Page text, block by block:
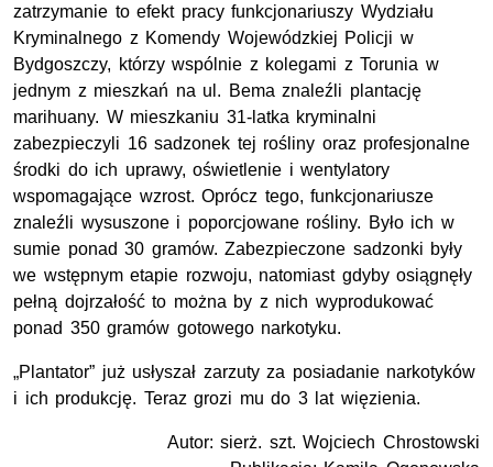
zatrzymanie to efekt pracy funkcjonariuszy Wydziału
Kryminalnego z Komendy Wojewódzkiej Policji w
Bydgoszczy, którzy wspólnie z kolegami z Torunia w
jednym z mieszkań na ul. Bema znaleźli plantację
marihuany. W mieszkaniu 31-latka kryminalni
zabezpieczyli 16 sadzonek tej rośliny oraz profesjonalne
środki do ich uprawy, oświetlenie i wentylatory
wspomagające wzrost. Oprócz tego, funkcjonariusze
znaleźli wysuszone i poporcjowane rośliny. Było ich w
sumie ponad 30 gramów. Zabezpieczone sadzonki były
we wstępnym etapie rozwoju, natomiast gdyby osiągnęły
pełną dojrzałość to można by z nich wyprodukować
ponad 350 gramów gotowego narkotyku.
„Plantator” już usłyszał zarzuty za posiadanie narkotyków
i ich produkcję. Teraz grozi mu do 3 lat więzienia.
Autor: sierż. szt. Wojciech Chrostowski